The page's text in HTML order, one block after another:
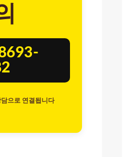
으로 연결됩니다